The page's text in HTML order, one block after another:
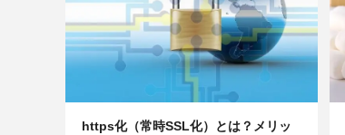
https化（常時SSL化）とは？メリッ